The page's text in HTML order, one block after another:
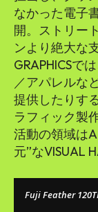
なかった電子
開。ストリー
ンより絶大な
GRAPHICSで
／アパレルな
提供したりす
ラフィック製
活動の領域は
元”なVISUAL
Fuji Feather